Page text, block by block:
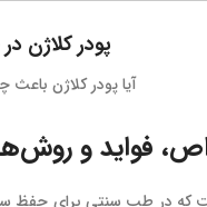
پودر کلاژن
فواید و
که در طب سنتی برای حفظ